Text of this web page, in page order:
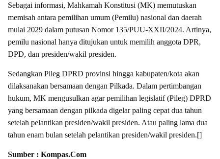
Sebagai informasi, Mahkamah Konstitusi (MK) memutuskan
memisah antara pemilihan umum (Pemilu) nasional dan daerah
mulai 2029 dalam putusan Nomor 135/PUU-XXII/2024. Artinya,
pemilu nasional hanya ditujukan untuk memilih anggota DPR,
DPD, dan presiden/wakil presiden.
Sedangkan Pileg DPRD provinsi hingga kabupaten/kota akan
dilaksanakan bersamaan dengan Pilkada. Dalam pertimbangan
hukum, MK mengusulkan agar pemilihan legislatif (Pileg) DPRD
yang bersamaan dengan pilkada digelar paling cepat dua tahun
setelah pelantikan presiden/wakil presiden. Atau paling lama dua
tahun enam bulan setelah pelantikan presiden/wakil presiden.[]
Sumber : Kompas.Com